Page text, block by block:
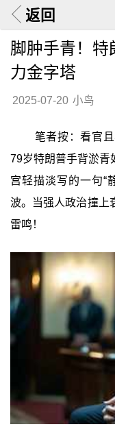
返回
脚肿手青！特
力金字塔
2025-07-20 小鸟
笔者按：看官
79岁特朗普手背淤青
宫轻描淡写的一句“
波。当强人政治撞上
雷鸣！